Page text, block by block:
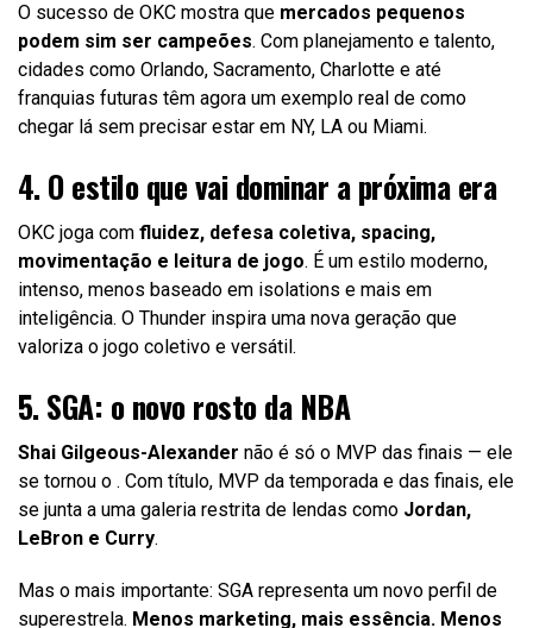
O sucesso de OKC mostra que mercados pequenos
podem sim ser campeões. Com planejamento e talento,
cidades como Orlando, Sacramento, Charlotte e até
franquias futuras têm agora um exemplo real de como
chegar lá sem precisar estar em NY, LA ou Miami.
4. O estilo que vai dominar a próxima era
OKC joga com fluidez, defesa coletiva, spacing,
movimentação e leitura de jogo. É um estilo moderno,
intenso, menos baseado em isolations e mais em
inteligência. O Thunder inspira uma nova geração que
valoriza o jogo coletivo e versátil.
5. SGA: o novo rosto da NBA
Shai Gilgeous-Alexander não é só o MVP das finais — ele
se tornou o . Com título, MVP da temporada e das finais, ele
se junta a uma galeria restrita de lendas como Jordan,
LeBron e Curry.
Mas o mais importante: SGA representa um novo perfil de
superestrela. Menos marketing, mais essência. Menos